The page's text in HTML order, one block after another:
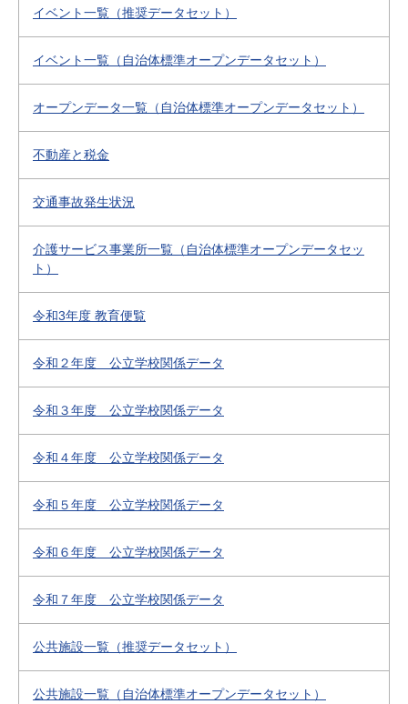
イベント一覧（推奨データセット）
イベント一覧（自治体標準オープンデータセット）
オープンデータ一覧（自治体標準オープンデータセット）
不動産と税金
交通事故発生状況
介護サービス事業所一覧（自治体標準オープンデータセッ
ト）
令和3年度 教育便覧
令和２年度 公立学校関係データ
令和３年度 公立学校関係データ
令和４年度 公立学校関係データ
令和５年度 公立学校関係データ
令和６年度 公立学校関係データ
令和７年度 公立学校関係データ
公共施設一覧（推奨データセット）
公共施設一覧（自治体標準オープンデータセット）